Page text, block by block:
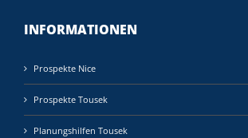
INFORMATIONEN
Prospekte Nice
Prospekte Tousek
Planungshilfen Tousek